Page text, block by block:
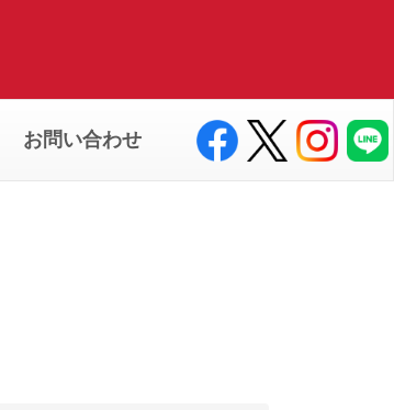
お問い合わせ